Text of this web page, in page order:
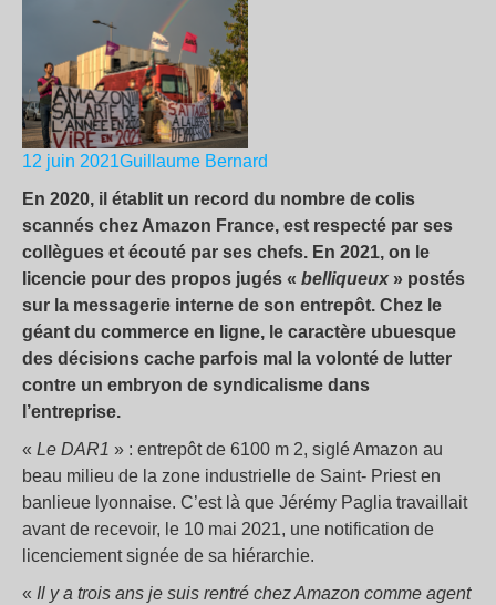
12 juin 2021Guillaume Bernard
En 2020, il établit un record du nombre de colis
scannés chez Amazon France, est respecté par ses
collègues et écouté par ses chefs. En 2021, on le
licencie pour des propos jugés « belliqueux » postés
sur la messagerie interne de son entrepôt. Chez le
géant du commerce en ligne, le caractère ubuesque
des décisions cache parfois mal la volonté de lutter
contre un embryon de syndicalisme dans
l’entreprise.
« Le DAR1 » : entrepôt de 6100 m 2, siglé Amazon au
beau milieu de la zone industrielle de Saint- Priest en
banlieue lyonnaise. C’est là que Jérémy Paglia travaillait
avant de recevoir, le 10 mai 2021, une notification de
licenciement signée de sa hiérarchie.
« Il y a trois ans je suis rentré chez Amazon comme agent